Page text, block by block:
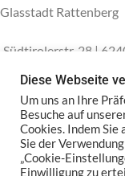
Glasstadt Rattenberg
Südtirolerstr. 28 |
Telefon: +43 5337
E-Mail: info@glas-
RATTENBERG
Diese Webseite
Um uns an Ihre
Besuche auf
Cookies. Indem Sie
Sie der
„Cookie-
Einwilligung zu